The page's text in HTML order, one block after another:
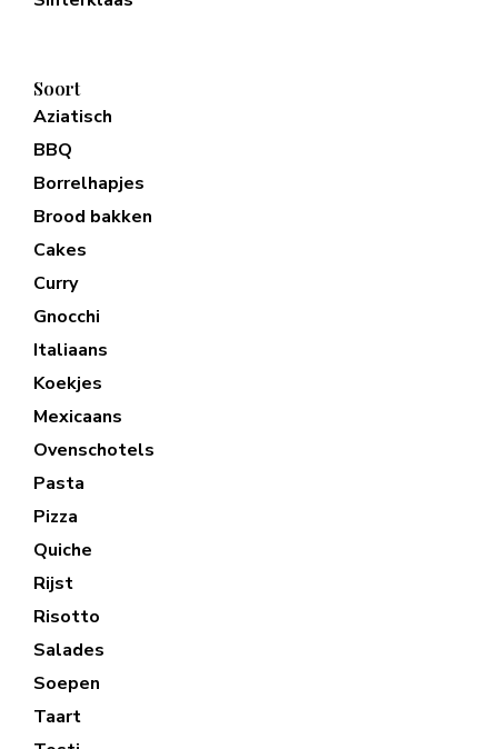
Soort
Aziatisch
BBQ
Borrelhapjes
Brood bakken
Cakes
Curry
Gnocchi
Italiaans
Koekjes
Mexicaans
Ovenschotels
Pasta
Pizza
Quiche
Rijst
Risotto
Salades
Soepen
Taart